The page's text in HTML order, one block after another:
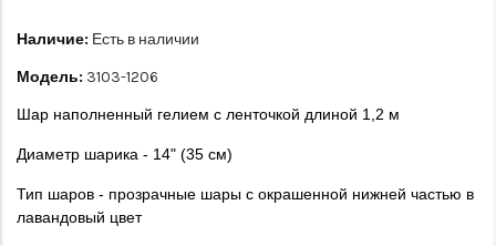
Наличие: Есть в наличии
Модель: 3103-1206
Шар наполненный гелием с ленточкой длиной 1,2 м
Диаметр шарика - 14" (35 см)
Тип шаров - прозрачные шары с окрашенной нижней частью в
лавандовый цвет